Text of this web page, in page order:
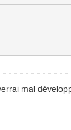
mal